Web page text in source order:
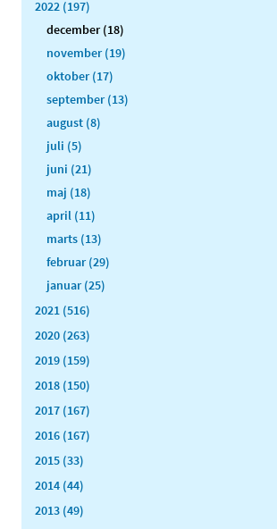
2022 (197)
december (18)
november (19)
oktober (17)
september (13)
august (8)
juli (5)
juni (21)
maj (18)
april (11)
marts (13)
februar (29)
januar (25)
2021 (516)
2020 (263)
2019 (159)
2018 (150)
2017 (167)
2016 (167)
2015 (33)
2014 (44)
2013 (49)